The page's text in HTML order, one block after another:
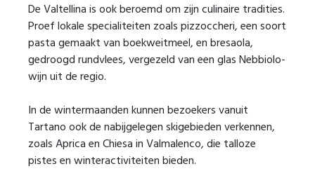
De Valtellina is ook beroemd om zijn culinaire tradities.
Proef lokale specialiteiten zoals pizzoccheri, een soort
pasta gemaakt van boekweitmeel, en bresaola,
gedroogd rundvlees, vergezeld van een glas Nebbiolo-
wijn uit de regio.
In de wintermaanden kunnen bezoekers vanuit
Tartano ook de nabijgelegen skigebieden verkennen,
zoals Aprica en Chiesa in Valmalenco, die talloze
pistes en winteractiviteiten bieden.